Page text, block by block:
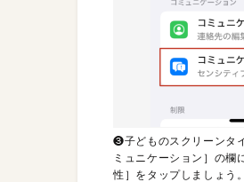
❸子どものスクリーンタ
ミュニケーション］の欄
性］をタップしましょう。